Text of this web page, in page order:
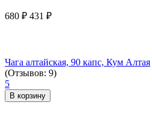
680 ₽ 431 ₽
Чага алтайская, 90 капс, Кум Алтая
(Отзывов: 9)
5
В корзину